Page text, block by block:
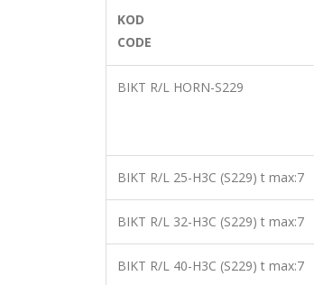
KOD
CODE
BIKT R/L HORN-S229
BIKT R/L 25-H3C (S229) t max:7
BIKT R/L 32-H3C (S229) t max:7
BIKT R/L 40-H3C (S229) t max:7